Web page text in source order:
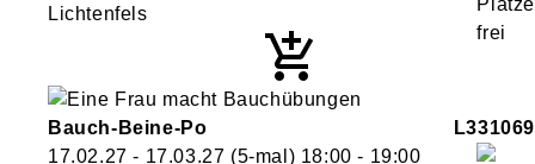
Lichtenfels
Bauch-Beine-Po
L331069
17.02.27 - 17.03.27 (5-mal) 18:00 - 19:00